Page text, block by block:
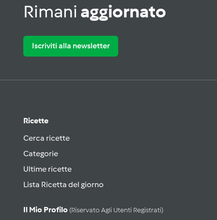
Rimani aggiornato
Iscriviti alla newsletter
Ricette
Cerca ricette
Categorie
Ultime ricette
Lista Ricetta del giorno
Il Mio Profilo (riservato Agli Utenti Registrati)